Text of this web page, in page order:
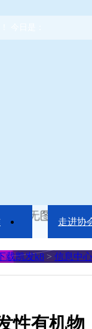
走进协
载凯发k8 > 信息中心
性有机